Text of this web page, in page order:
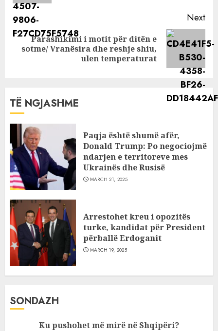
Next
Next
Parashikimi i motit për ditën e
sotme/ Vranësira dhe reshje shiu,
ulen temperaturat
TË NGJASHME
Paqja është shumë afër,
Donald Trump: Po negociojmë
ndarjen e territoreve mes
Ukrainës dhe Rusisë
MARCH 21, 2025
Arrestohet kreu i opozitës
turke, kandidat për President
përballë Erdoganit
MARCH 19, 2025
SONDAZH
Ku pushohet më mirë në Shqipëri?